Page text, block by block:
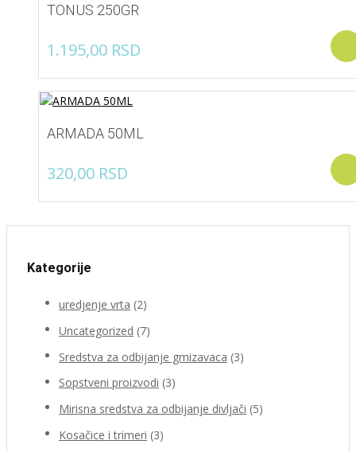
TONUS 250GR
1.195,00 RSD
ARMADA 50ML
320,00 RSD
Kategorije
uredjenje vrta (2)
Uncategorized (7)
Sredstva za odbijanje gmizavaca (3)
Sopstveni proizvodi (3)
Mirisna sredstva za odbijanje divljači (5)
Kosačice i trimeri (3)